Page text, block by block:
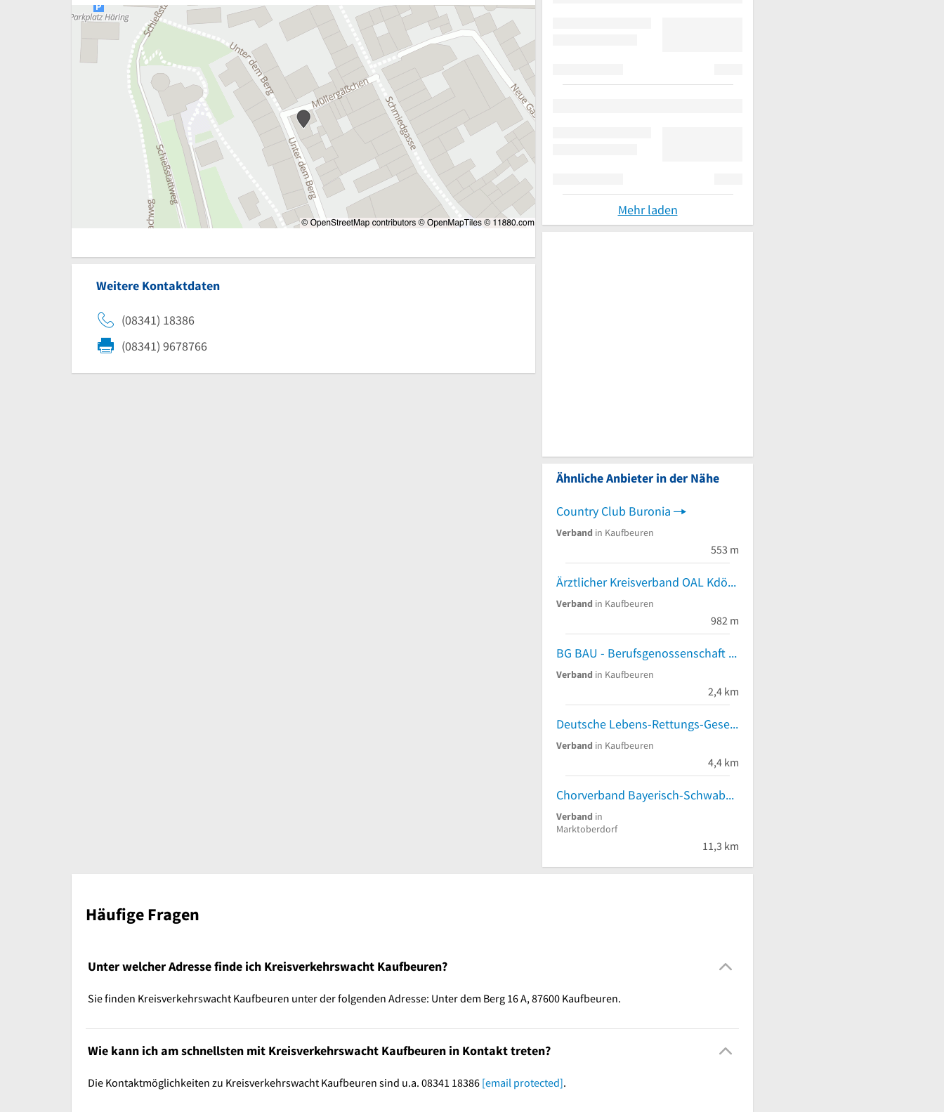
Weitere Kontaktdaten
(08341) 18386
(08341) 9678766
Mehr laden
Ähnliche Anbieter in der Nähe
Country Club Buronia
Verband in Kaufbeuren
553 m
Ärztlicher Kreisverband OAL KdöR Dr. M. Lessel
Verband in Kaufbeuren
982 m
BG BAU - Berufsgenossenschaft der Bauwirtschaft - Arbeitsmedizinischer Dienst
Verband in Kaufbeuren
2,4 km
Deutsche Lebens-Rettungs-Gesellschaft Kreisverband Kaufbeuren/Ostallgäu e.V.
Verband in Kaufbeuren
4,4 km
Chorverband Bayerisch-Schwaben
Verband in
Marktoberdorf
11,3 km
Häufige Fragen
Unter welcher Adresse finde ich Kreisverkehrswacht Kaufbeuren?
Sie finden Kreisverkehrswacht Kaufbeuren unter der folgenden Adresse: Unter dem Berg 16 A, 87600 Kaufbeuren.
Wie kann ich am schnellsten mit Kreisverkehrswacht Kaufbeuren in Kontakt treten?
Die Kontaktmöglichkeiten zu Kreisverkehrswacht Kaufbeuren sind u.a. 08341 18386 [email protected].